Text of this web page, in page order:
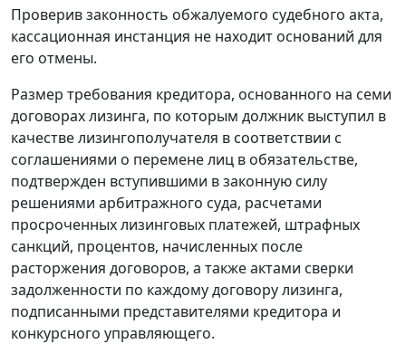
Проверив законность обжалуемого судебного акта,
кассационная инстанция не находит оснований для
его отмены.
Размер требования кредитора, основанного на семи
договорах лизинга, по которым должник выступил в
качестве лизингополучателя в соответствии с
соглашениями о перемене лиц в обязательстве,
подтвержден вступившими в законную силу
решениями арбитражного суда, расчетами
просроченных лизинговых платежей, штрафных
санкций, процентов, начисленных после
расторжения договоров, а также актами сверки
задолженности по каждому договору лизинга,
подписанными представителями кредитора и
конкурсного управляющего.